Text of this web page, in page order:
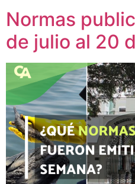
Normas
de julio al 20